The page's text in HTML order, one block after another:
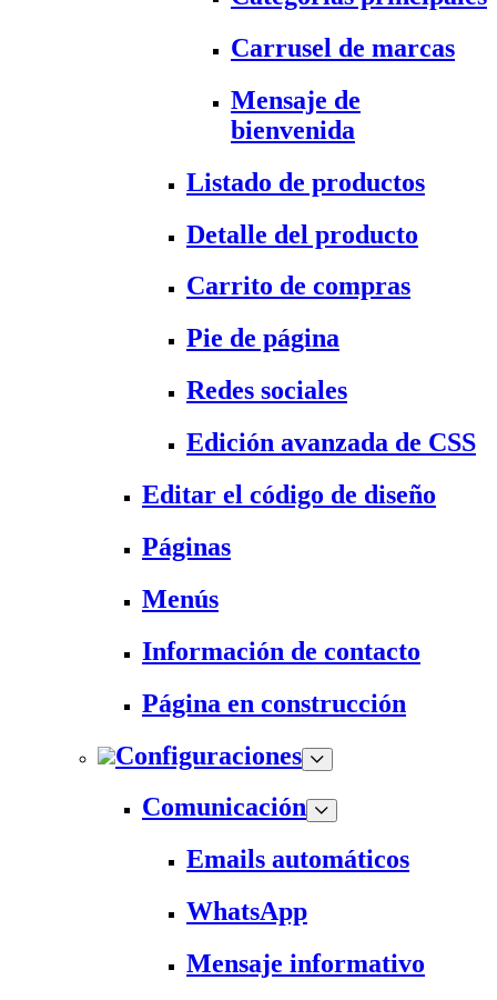
Carrusel de marcas
Mensaje de
bienvenida
Listado de productos
Detalle del producto
Carrito de compras
Pie de página
Redes sociales
Edición avanzada de CSS
Editar el código de diseño
Páginas
Menús
Información de contacto
Página en construcción
Configuraciones
Comunicación
Emails automáticos
WhatsApp
Mensaje informativo